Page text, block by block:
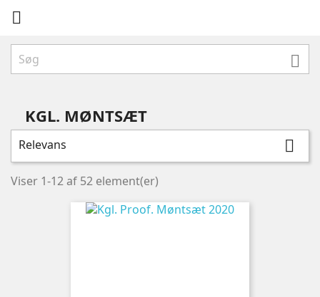


KGL. MØNTSÆT
Relevans 
Viser 1-12 af 52 element(er)